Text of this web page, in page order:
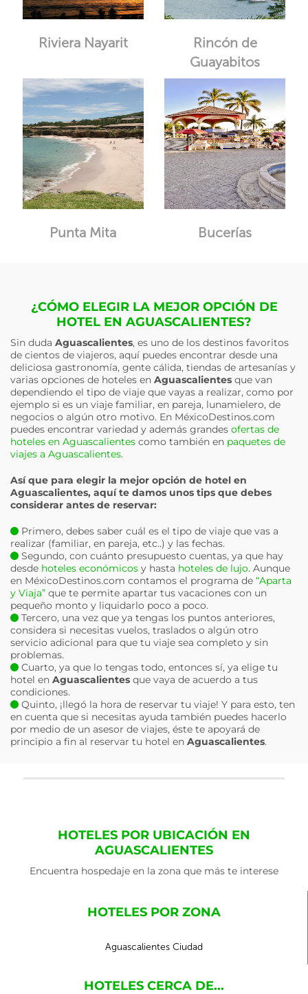
Riviera Nayarit
Rincón de
Guayabitos
Punta Mita Bucerías
¿CÓMO ELEGIR LA MEJOR OPCIÓN DE
HOTEL EN AGUASCALIENTES?
Sin duda Aguascalientes, es uno de los destinos favoritos
de cientos de viajeros, aquí puedes encontrar desde una
deliciosa gastronomía, gente cálida, tiendas de artesanías y
varias opciones de hoteles en Aguascalientes que van
dependiendo el tipo de viaje que vayas a realizar, como por
ejemplo si es un viaje familiar, en pareja, lunamielero, de
negocios o algún otro motivo. En MéxicoDestinos.com
puedes encontrar variedad y además grandes ofertas de
hoteles en Aguascalientes como también en paquetes de
viajes a Aguascalientes.
Así que para elegir la mejor opción de hotel en
Aguascalientes, aquí te damos unos tips que debes
considerar antes de reservar:
Primero, debes saber cuál es el tipo de viaje que vas a
realizar (familiar, en pareja, etc..) y las fechas.
Segundo, con cuánto presupuesto cuentas, ya que hay
desde hoteles económicos y hasta hoteles de lujo. Aunque
en MéxicoDestinos.com contamos el programa de “Aparta
y Viaja” que te permite apartar tus vacaciones con un
pequeño monto y liquidarlo poco a poco.
Tercero, una vez que ya tengas los puntos anteriores,
considera si necesitas vuelos, traslados o algún otro
servicio adicional para que tu viaje sea completo y sin
problemas.
Cuarto, ya que lo tengas todo, entonces sí, ya elige tu
hotel en Aguascalientes que vaya de acuerdo a tus
condiciones.
Quinto, ¡llegó la hora de reservar tu viaje! Y para esto, ten
en cuenta que si necesitas ayuda también puedes hacerlo
por medio de un asesor de viajes, éste te apoyará de
principio a fin al reservar tu hotel en Aguascalientes.
HOTELES POR UBICACIÓN EN
AGUASCALIENTES
Encuentra hospedaje en la zona que más te interese
HOTELES POR ZONA
Aguascalientes Ciudad
HOTELES CERCA DE...